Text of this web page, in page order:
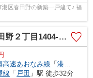
春田野の新築一戸建て♪ 福
手数料無料】新築一戸建て 3号棟
高速あおなみ線 「港北
線 「 戸田 」駅 徒歩32分